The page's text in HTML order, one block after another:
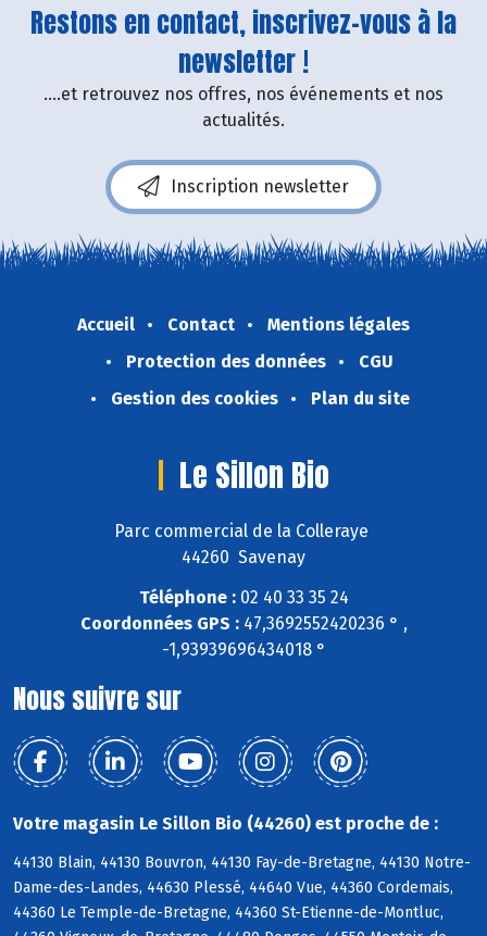
Restons en contact, inscrivez-vous à la
newsletter !
....et retrouvez nos offres, nos événements et nos
actualités.
Inscription newsletter
Accueil Contact
Mentions légales
Protection des données
CGU
Gestion des cookies
Plan du site
Le Sillon Bio
Parc commercial de la Colleraye
44260 Savenay
Téléphone :02 40 33 35 24
Coordonnées GPS :47,3692552420236 ° ,
-1,93939696434018 °
Nous suivre sur
Votre magasin Le Sillon Bio (44260) est proche de :
44130 Blain, 44130 Bouvron, 44130 Fay-de-Bretagne, 44130 Notre-
Dame-des-Landes, 44630 Plessé, 44640 Vue, 44360 Cordemais,
44360 Le Temple-de-Bretagne, 44360 St-Etienne-de-Montluc,